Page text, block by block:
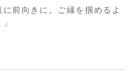
に前向きに。ご縁を掴めるよ